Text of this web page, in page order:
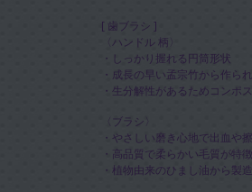
[ 歯ブラシ ]
〈ハンドル 柄〉
・しっかり握れる円筒形状
・成長の早い孟宗竹から作ら
・生分解性があるためコンポ
〈ブラシ〉
・やさしい磨き心地で出血や
・高品質で柔らかい毛質が特
・植物由来のひまし油から製